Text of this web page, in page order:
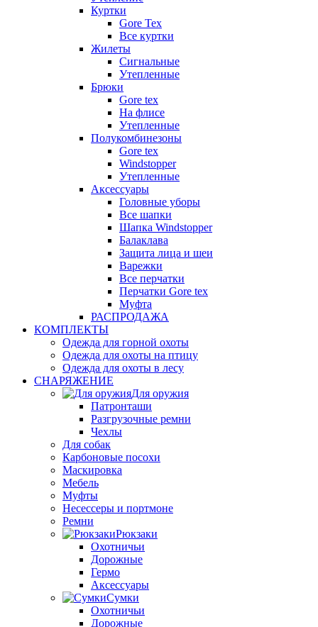
Куртки
Gore Tex
Все куртки
Жилеты
Сигнальные
Утепленные
Брюки
Gore tex
На флисе
Утепленные
Полукомбинезоны
Gore tex
Windstopper
Утепленные
Аксессуары
Головные уборы
Все шапки
Шапка Windstopper
Балаклава
Защита лица и шеи
Варежки
Все перчатки
Перчатки Gore tex
Муфта
РАСПРОДАЖА
КОМПЛЕКТЫ
Одежда для горной охоты
Одежда для охоты на птицу
Одежда для охоты в лесу
СНАРЯЖЕНИЕ
Для оружия
Патронташи
Разгрузочные ремни
Чехлы
Для собак
Карбоновые посохи
Маскировка
Мебель
Муфты
Несессеры и портмоне
Ремни
Рюкзаки
Охотничьи
Дорожные
Гермо
Аксессуары
Сумки
Охотничьи
Дорожные